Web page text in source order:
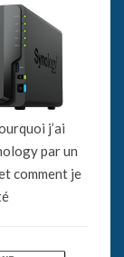
j’ai
par un
comment je